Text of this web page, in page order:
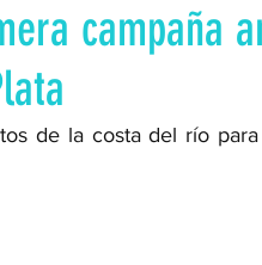
campaña
de la costa del río